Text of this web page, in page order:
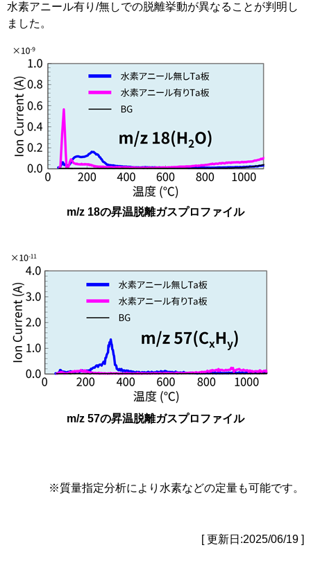
水素アニール有り/無しでの脱離挙動が異なることが判明し
ました。
m/z 18の昇温脱離ガスプロファイル
m/z 57の昇温脱離ガスプロファイル
※質量指定分析により水素などの定量も可能です。
[ 更新日:2025/06/19 ]